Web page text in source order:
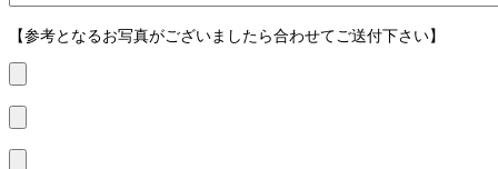
【参考となるお写真がございましたら合わせてご送付下さい】